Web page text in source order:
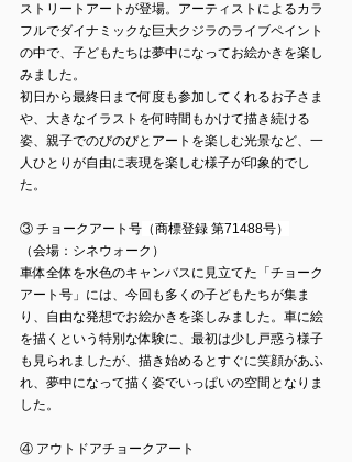
ストリートアートが登場。アーティストによるカラ
フルでダイナミックな巨大クジラのライブペイント
の中で、子どもたちは夢中になってお絵かきを楽し
みました。
初日から最終日まで何度も参加してくれるお子さま
や、大きなイラストを何時間もかけて描き続ける
姿、親子でのびのびとアートを楽しむ光景など、一
人ひとりが自由に表現を楽しむ様子が印象的でし
た。
③ チョークアート号 （商標登録 第71488号）
（会場：シネウォーク）
車体全体を水色のキャンバスに見立てた「チョーク
アート号」には、今回も多くの子どもたちが集ま
り、自由な発想でお絵かきを楽しみました。車に絵
を描くという特別な体験に、最初は少し戸惑う様子
も見られましたが、描き始めるとすぐに笑顔があふ
れ、夢中になって描く姿でいっぱいの空間となりま
した。
④ アウトドアチョークアート